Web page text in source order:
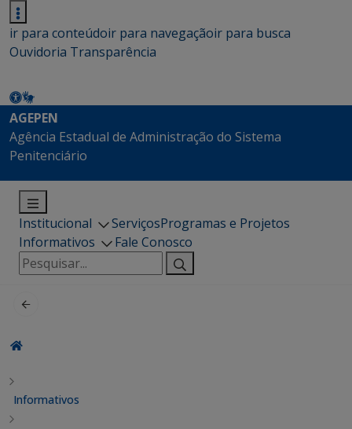
ir para conteúdoir para navegaçãoir para busca
Ouvidoria Transparência
AGEPEN
Agência Estadual de Administração do Sistema
Penitenciário
Institucional ServiçosProgramas e Projetos
Informativos
Fale Conosco
Pesquisar
por:
Informativos